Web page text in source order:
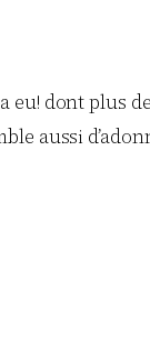
eu! dont plus
aussi